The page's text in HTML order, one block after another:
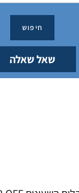
שאל שאלה